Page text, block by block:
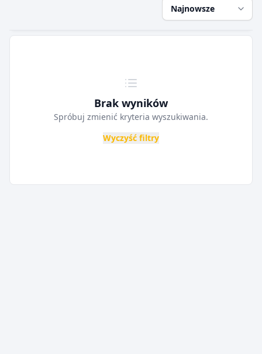
Najnowsze
Brak wyników
Spróbuj zmienić kryteria wyszukiwania.
Wyczyść filtry